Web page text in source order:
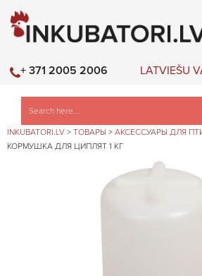
LATVIEŠU
+ 371 2005 2006
INKUBATORI.LV > ТОВАРЫ > АКСЕССУАРЫ ДЛЯ
КОРМУШКА ДЛЯ ЦИПЛЯТ 1 КГ